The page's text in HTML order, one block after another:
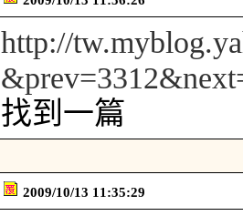
http://
找到一篇
2009/10/13 11:35:29